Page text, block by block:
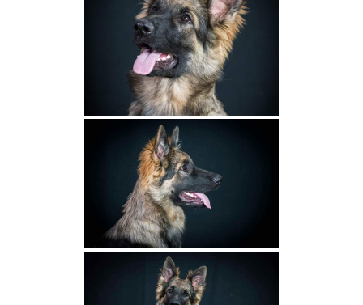
ALTDEUTSCHE SCHÄFERHUNDE
Le standard
Caractère et morphologie
Club de race et pédigrée
Nos femelles
Shaée de La Légende du Loup Noir
Summer de La Légende du Loup Noir